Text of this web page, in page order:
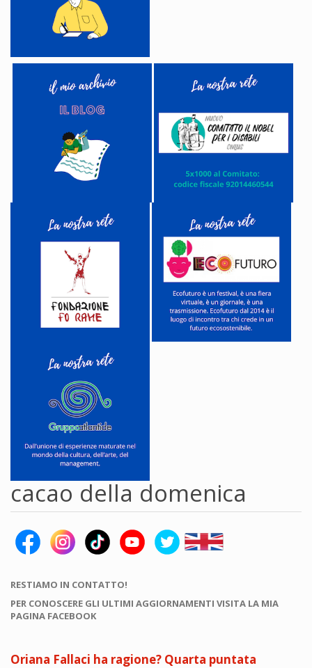
cacao della domenica
RESTIAMO IN CONTATTO!
PER CONOSCERE GLI ULTIMI AGGIORNAMENTI VISITA LA MIA
PAGINA FACEBOOK
Oriana Fallaci ha ragione? Quarta puntata